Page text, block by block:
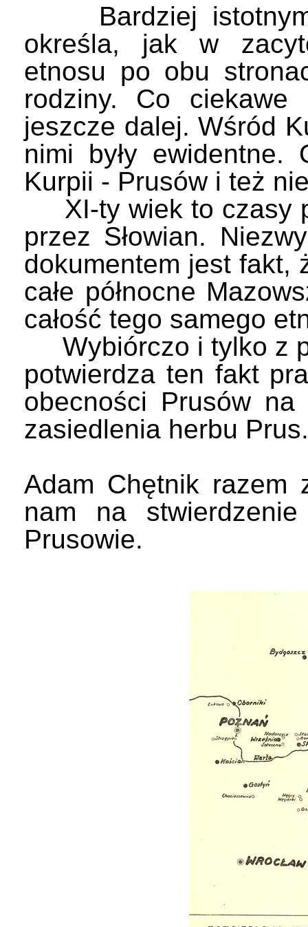
Bardziej istotnym
określa, jak w
etnosu po obu
rodziny. Co ciekawe
jeszcze dalej. Wśród
nimi były
Kurpii - Prusów i też
XI-ty wiek to czasy
przez Słowian.
dokumentem jest fakt,
całe północne
całość tego samego
Wybiórczo i tylko z
potwierdza ten fakt
obecności Prusów na
zasiedlenia herbu Prus.
Adam Chętnik razem
nam na
Prusowie.